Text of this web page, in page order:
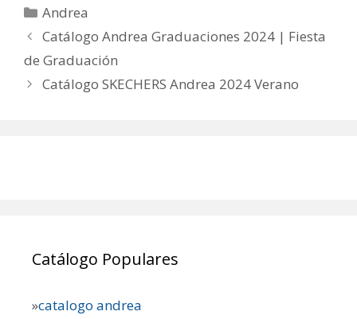
Categorías
Andrea
Catálogo Andrea Graduaciones 2024 | Fiesta
de Graduación
Catálogo SKECHERS Andrea 2024 Verano
Catálogo Populares
»catalogo andrea